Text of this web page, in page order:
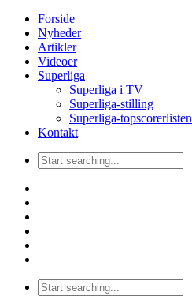
Forside
Nyheder
Artikler
Videoer
Superliga
Superliga i TV
Superliga-stilling
Superliga-topscorerlisten
Kontakt